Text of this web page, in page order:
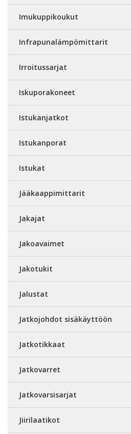
Imukuppikoukut
Infrapunalämpömittarit
Irroitussarjat
Iskuporakoneet
Istukanjatkot
Istukanporat
Istukat
Jääkaappimittarit
Jakajat
Jakoavaimet
Jakotukit
Jalustat
Jatkojohdot sisäkäyttöön
Jatkotikkaat
Jatkovarret
Jatkovarsisarjat
Jiirilaatikot